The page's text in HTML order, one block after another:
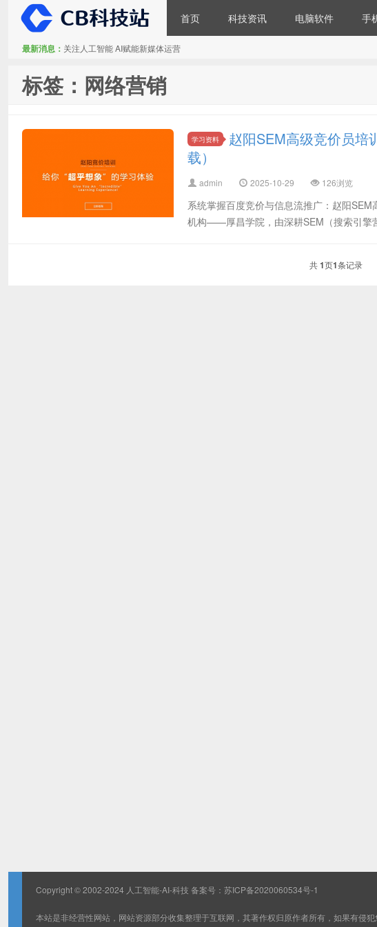
CB科技站
首页 科技资讯 电脑软件 手
最新消息： 关注人工智能 AI赋能新媒体运营
标签：网络营销
学习资料
赵阳SEM高级竞价员培
载）
admin 2025-10-29 126浏览
系统掌握百度竞价与信息流推广：赵阳
机构——厚昌学院，由深耕SEM（搜索引擎
共1页1条记录
Copyright © 2002-2024 人工智能-AI-科技 备案号： 苏ICP备2020060534号-1
本站是非经营性网站，网站资源部分收集整理于互联网，其著作权归原作者所有，如果有侵